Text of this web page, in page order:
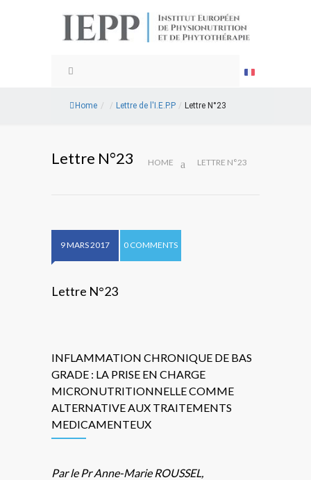
Home / / Lettre de l'I.E.P.P / Lettre N°23
Lettre N°23 HOME LETTRE N°23
9 MARS 2017 0 COMMENTS
Lettre N°23
INFLAMMATION CHRONIQUE DE BAS
GRADE : LA PRISE EN CHARGE
MICRONUTRITIONNELLE COMME
ALTERNATIVE AUX TRAITEMENTS
MEDICAMENTEUX
Par le Pr Anne-Marie ROUSSEL,